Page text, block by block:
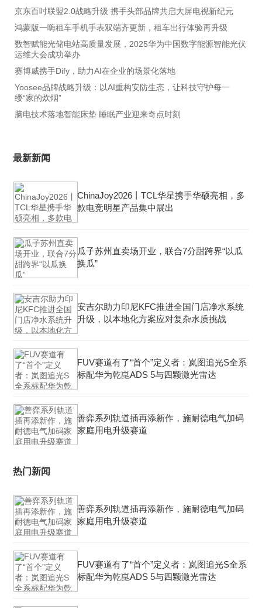
京东百吋联盟2.0战略升级 携手头部品牌共启大屏电视新纪元
鸿蒙版一嗨租车手机手表双端齐更新，租车出行体验再升级
数智赋能光储电站高质量发展，2025华为中国数字能源智能光伏
运维大会成功举办
赛博威携手Dify，助力AI在企业的场景化落地
Yoosee品牌战略升级：以AI重构安防生态，让科技守护每一
缕“家的炊烟”
脑电技术落地智能床垫 睡眠产业迎来奇点时刻
最新新闻
ChinaJoy2026丨TCL华星携手华硕亮相，多
款电竞明星产品集中展出
瓜子苏州直卖场开业，联合7分甜跨界“以瓜
换瓜”
安吉尔助力印尼KFC推进全国门店净水系统
升级，以本地化方案应对复杂水质挑战
FUV赛道有了“首个”定义者：岚图追光S全系
标配华为乾崑ADS 5与四颗激光雷达
善弈系列轨道插再添新作，施耐德电气加码
家庭用电升级赛道
热门新闻
善弈系列轨道插再添新作，施耐德电气加码
家庭用电升级赛道
FUV赛道有了“首个”定义者：岚图追光S全系
标配华为乾崑ADS 5与四颗激光雷达